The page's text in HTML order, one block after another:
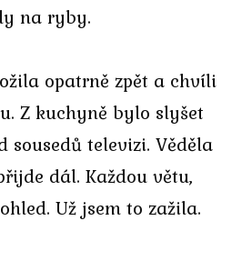
na ryby.
opatrně zpět a chvíli
Z kuchyně bylo slyšet
televizi. Věděla
dál. Každou větu,
Už jsem to zažila.